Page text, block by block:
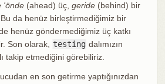
'önde(ahead) üç, geride(behind) bir
da henüz birleştirmediğimiz bir
henüz göndermediğimiz üç katkı
Son olarak, testing dalımızın
takip etmediğini görebiliriz.
en son getirme yaptığınızdan